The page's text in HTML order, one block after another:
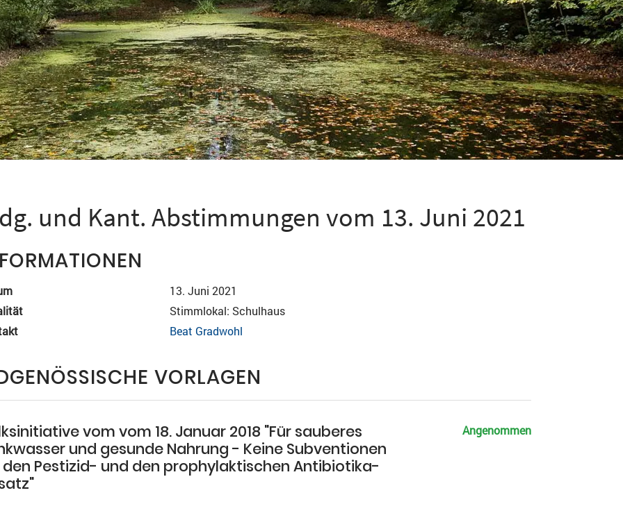
und Kant. Abstimmungen vom 13. Juni 2021
13. Juni 2021
Stimmlokal: Schulhaus
Beat Gradwohl
VORLAGEN
vom vom 18. Januar 2018 "Für sauberes
und gesunde Nahrung - Keine Subventionen
Pestizid- und den prophylaktischen Antibiotika-
Angenommen